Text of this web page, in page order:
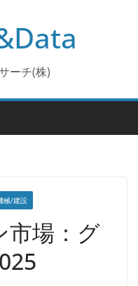
ーチ(株)
械/建設
市場：グ